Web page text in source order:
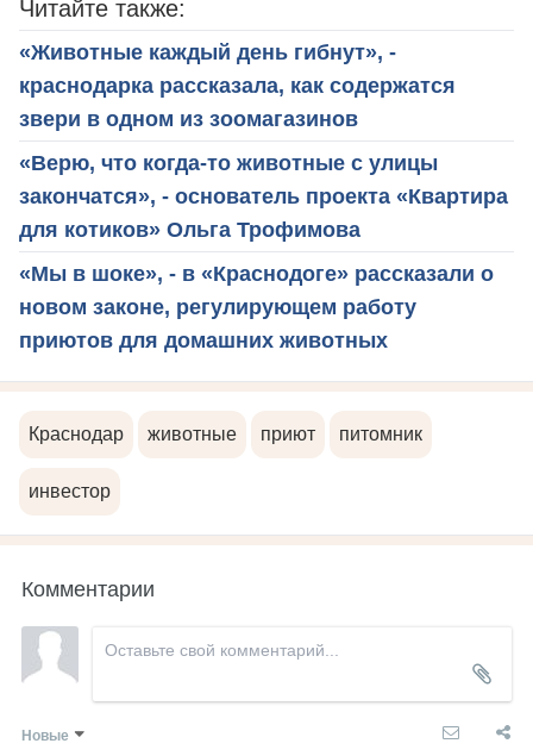
Читайте также:
«Животные каждый день гибнут», -
краснодарка рассказала, как содержатся
звери в одном из зоомагазинов
«Верю, что когда-то животные с улицы
закончатся», - основатель проекта «Квартира
для котиков» Ольга Трофимова
«Мы в шоке», - в «Краснодоге» рассказали о
новом законе, регулирующем работу
приютов для домашних животных
Краснодар животные приют питомник
инвестор
Комментарии
Новые